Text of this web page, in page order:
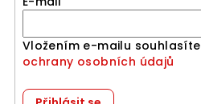
Vložením e-mailu
ochrany osobních údajů